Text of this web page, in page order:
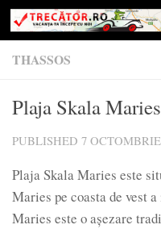
Skip to content
THASSOS
Plaja Skala
PUBLISHED 7
Plaja Skala Maries este
Maries pe coasta de vest
Maries este o aşezare